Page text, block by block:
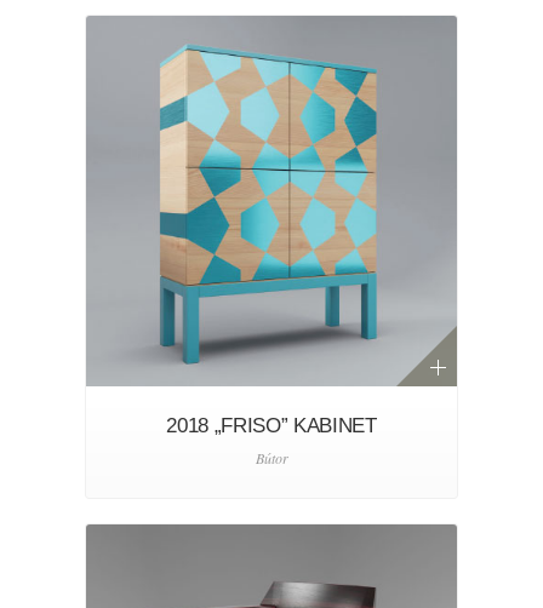
2018 „FRISO” KABINET
Bútor